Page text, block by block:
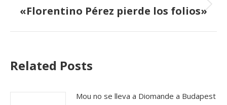
Publicación
«Florentino Pérez pierde los folios»
Related Posts
Mou no se lleva a Diomande a Budapest